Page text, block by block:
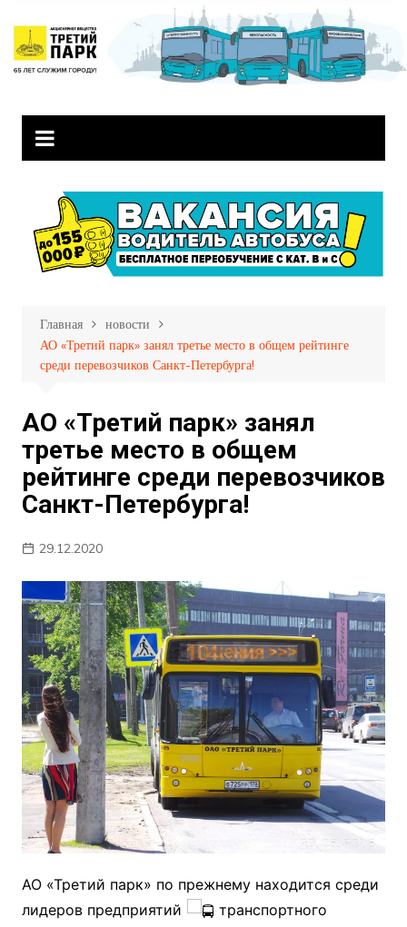
содержимому
Главная
новости
АО «Третий парк» занял третье место в общем рейтинге
среди перевозчиков Санкт-Петербурга!
АО «Третий парк» занял
третье место в общем
рейтинге среди перевозчиков
Санкт-Петербурга!
29.12.2020
АО «Третий парк» по прежнему находится среди
лидеров предприятий
транспортного